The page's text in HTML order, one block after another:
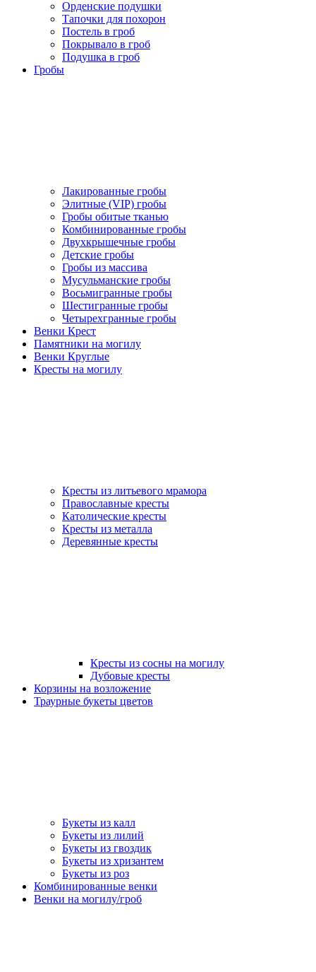
Орденские подушки
Тапочки для похорон
Постель в гроб
Покрывало в гроб
Подушка в гроб
Гробы
Лакированные гробы
Элитные (VIP) гробы
Гробы обитые тканью
Комбинированные гробы
Двухкрышечные гробы
Детские гробы
Гробы из массива
Мусульманские гробы
Восьмигранные гробы
Шестигранные гробы
Четырехгранные гробы
Венки Крест
Памятники на могилу
Венки Круглые
Кресты на могилу
Кресты из литьевого мрамора
Православные кресты
Католические кресты
Кресты из металла
Деревянные кресты
Кресты из сосны на могилу
Дубовые кресты
Корзины на возложение
Траурные букеты цветов
Букеты из калл
Букеты из лилий
Букеты из гвоздик
Букеты из хризантем
Букеты из роз
Комбинированные венки
Венки на могилу/гроб